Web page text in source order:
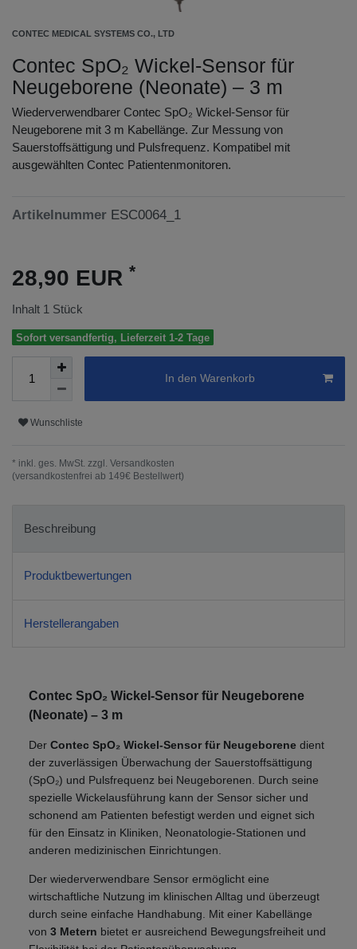
CONTEC MEDICAL SYSTEMS CO., LTD
Contec SpO₂ Wickel-Sensor für
Neugeborene (Neonate) – 3 m
Wiederverwendbarer Contec SpO₂ Wickel-Sensor für
Neugeborene mit 3 m Kabellänge. Zur Messung von
Sauerstoffsättigung und Pulsfrequenz. Kompatibel mit
ausgewählten Contec Patientenmonitoren.
Artikelnummer ESC0064_1
28,90 EUR *
Inhalt 1 Stück
Sofort versandfertig, Lieferzeit 1-2 Tage
In den Warenkorb
Wunschliste
* inkl. ges. MwSt. zzgl. Versandkosten
(versandkostenfrei ab 149€ Bestellwert)
Beschreibung
Produktbewertungen
Herstellerangaben
Contec SpO₂ Wickel-Sensor für Neugeborene
(Neonate) – 3 m
Der Contec SpO₂ Wickel-Sensor für Neugeborene dient
der zuverlässigen Überwachung der Sauerstoffsättigung
(SpO₂) und Pulsfrequenz bei Neugeborenen. Durch seine
spezielle Wickelausführung kann der Sensor sicher und
schonend am Patienten befestigt werden und eignet sich
für den Einsatz in Kliniken, Neonatologie-Stationen und
anderen medizinischen Einrichtungen.
Der wiederverwendbare Sensor ermöglicht eine
wirtschaftliche Nutzung im klinischen Alltag und überzeugt
durch seine einfache Handhabung. Mit einer Kabellänge
von 3 Metern bietet er ausreichend Bewegungsfreiheit und